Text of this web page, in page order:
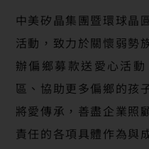
中美矽晶集團暨環球晶
活動，致力於關懷弱勢
辦偏鄉募款送愛心活
區、協助更多偏鄉的孩
將愛傳承，善盡企業照
責任的各項具體作為與